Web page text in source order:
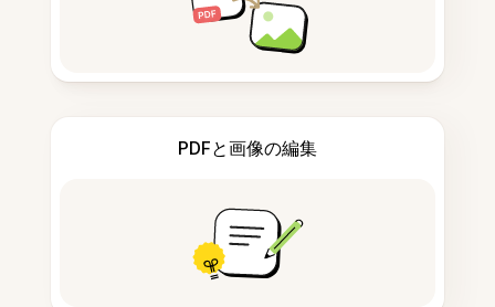
PDFと画像の編集